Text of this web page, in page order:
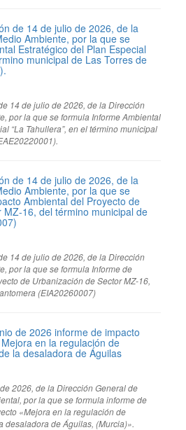
de 14 de julio de 2026, de la
Ambiente, por la que se
Estratégico del Plan Especial
municipal de Las Torres de
14 de julio de 2026, de la Dirección
por la que se formula Informe Ambiental
“La Tahullera”, en el término municipal
de 14 de julio de 2026, de la
Ambiente, por la que se
Ambiental del Proyecto de
MZ-16, del término municipal de
14 de julio de 2026, de la Dirección
por la que se formula Informe de
de Urbanización de Sector MZ-16,
(EIA20260007)
de 2026 informe de impacto
en la regulación de
la desaladora de Águilas
2026, de la Dirección General de
por la que se formula informe de
«Mejora en la regulación de
desaladora de Águilas, (Murcia)».